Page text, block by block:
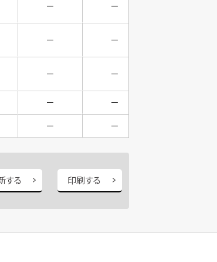
－ －
－ －
－ －
－ －
－ －
する 印刷する